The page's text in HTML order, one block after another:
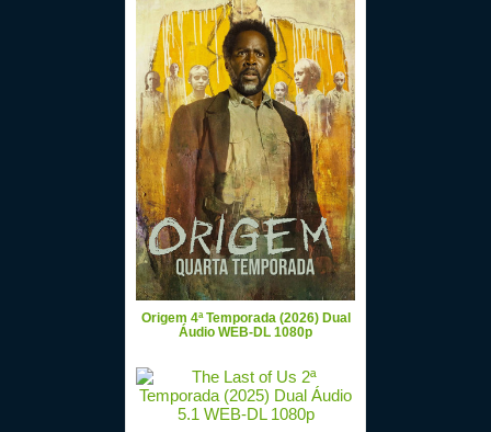
Origem 4ª Temporada (2026) Dual
Áudio WEB-DL 1080p